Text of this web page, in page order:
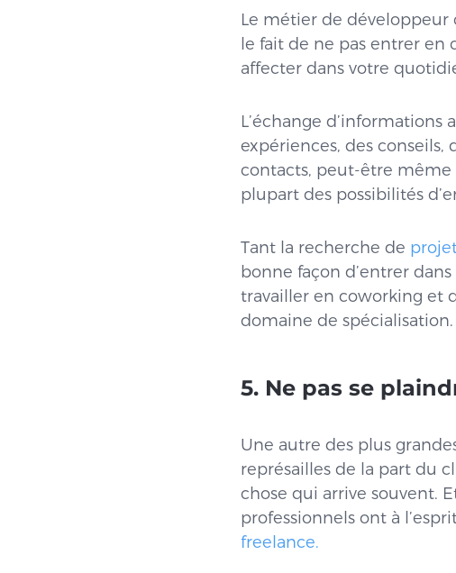
Le métier de
le fait de ne pas entrer en
affecter dans votre
L’échange d’informations
expériences, des conseils,
contacts, peut-être même
plupart des possibilités
Tant la recherche de
bonne façon d’entrer
travailler en coworking et
domaine de spécialisation.
5. Ne pas se
Une autre des plus
représailles de la part du
chose qui arrive souvent.
professionnels ont à
freelance.